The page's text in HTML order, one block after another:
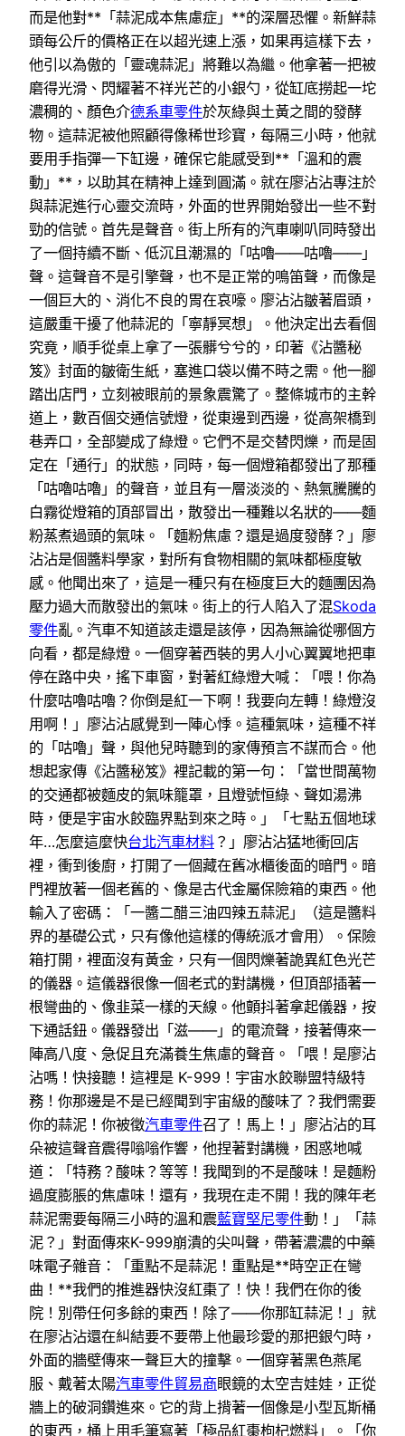
而是他對**「蒜泥成本焦慮症」**的深層恐懼。新鮮蒜
頭每公斤的價格正在以超光速上漲，如果再這樣下去，
他引以為傲的「靈魂蒜泥」將難以為繼。他拿著一把被
磨得光滑、閃耀著不祥光芒的小銀勺，從缸底撈起一坨
濃稠的、顏色介德系車零件於灰綠與土黃之間的發酵
物。這蒜泥被他照顧得像稀世珍寶，每隔三小時，他就
要用手指彈一下缸邊，確保它能感受到**「溫和的震
動」**，以助其在精神上達到圓滿。就在廖沾沾專注於
與蒜泥進行心靈交流時，外面的世界開始發出一些不對
勁的信號。首先是聲音。街上所有的汽車喇叭同時發出
了一個持續不斷、低沉且潮濕的「咕嚕——咕嚕——」
聲。這聲音不是引擎聲，也不是正常的鳴笛聲，而像是
一個巨大的、消化不良的胃在哀嚎。廖沾沾皺著眉頭，
這嚴重干擾了他蒜泥的「寧靜冥想」。他決定出去看個
究竟，順手從桌上拿了一張髒兮兮的，印著《沾醬秘
笈》封面的皺衛生紙，塞進口袋以備不時之需。他一腳
踏出店門，立刻被眼前的景象震驚了。整條城市的主幹
道上，數百個交通信號燈，從東邊到西邊，從高架橋到
巷弄口，全部變成了綠燈。它們不是交替閃爍，而是固
定在「通行」的狀態，同時，每一個燈箱都發出了那種
「咕嚕咕嚕」的聲音，並且有一層淡淡的、熱氣騰騰的
白霧從燈箱的頂部冒出，散發出一種難以名狀的——麵
粉蒸煮過頭的氣味。「麵粉焦慮？還是過度發酵？」廖
沾沾是個醬料學家，對所有食物相關的氣味都極度敏
感。他聞出來了，這是一種只有在極度巨大的麵團因為
壓力過大而散發出的氣味。街上的行人陷入了混Skoda
零件亂。汽車不知道該走還是該停，因為無論從哪個方
向看，都是綠燈。一個穿著西裝的男人小心翼翼地把車
停在路中央，搖下車窗，對著紅綠燈大喊：「喂！你為
什麼咕嚕咕嚕？你倒是紅一下啊！我要向左轉！綠燈沒
用啊！」廖沾沾感覺到一陣心悸。這種氣味，這種不祥
的「咕嚕」聲，與他兒時聽到的家傳預言不謀而合。他
想起家傳《沾醬秘笈》裡記載的第一句：「當世間萬物
的交通都被麵皮的氣味籠罩，且燈號恒綠、聲如湯沸
時，便是宇宙水餃臨界點到來之時。」「七點五個地球
年…怎麼這麼快台北汽車材料 ？」廖沾沾猛地衝回店
裡，衝到後廚，打開了一個藏在舊冰櫃後面的暗門。暗
門裡放著一個老舊的、像是古代金屬保險箱的東西。他
輸入了密碼：「一醬二醋三油四辣五蒜泥」（這是醬料
界的基礎公式，只有像他這樣的傳統派才會用）。保險
箱打開，裡面沒有黃金，只有一個閃爍著詭異紅色光芒
的儀器。這儀器很像一個老式的對講機，但頂部插著一
根彎曲的、像韭菜一樣的天線。他顫抖著拿起儀器，按
下通話鈕。儀器發出「滋——」的電流聲，接著傳來一
陣高八度、急促且充滿養生焦慮的聲音。「喂！是廖沾
沾嗎！快接聽！這裡是 K-999！宇宙水餃聯盟特級特
務！你那邊是不是已經聞到宇宙級的酸味了？我們需要
你的蒜泥！你被徵汽車零件召了！馬上！」廖沾沾的耳
朵被這聲音震得嗡嗡作響，他捏著對講機，困惑地喊
道：「特務？酸味？等等！我聞到的不是酸味！是麵粉
過度膨脹的焦慮味！還有，我現在走不開！我的陳年老
蒜泥需要每隔三小時的溫和震藍寶堅尼零件動！」「蒜
泥？」對面傳來K-999崩潰的尖叫聲，帶著濃濃的中藥
味電子雜音：「重點不是蒜泥！重點是**時空正在彎
曲！**我們的推進器快沒紅棗了！快！我們在你的後
院！別帶任何多餘的東西！除了——你那缸蒜泥！」就
在廖沾沾還在糾結要不要帶上他最珍愛的那把銀勺時，
外面的牆壁傳來一聲巨大的撞擊。一個穿著黑色燕尾
服、戴著太陽汽車零件貿易商眼鏡的太空吉娃娃，正從
牆上的破洞鑽進來。它的背上揹著一個像是小型瓦斯桶
的東西，桶上用毛筆寫著「極品紅棗枸杞燃料」。「你